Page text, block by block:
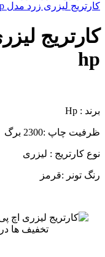
کارتریج لیزری زرد مدل 415A hp
hp
برند : Hp
ظرفیت چاپ :2300 برگ
نوع کارتریج : لیزری
رنگ تونر :قرمز
تخفیف ها در